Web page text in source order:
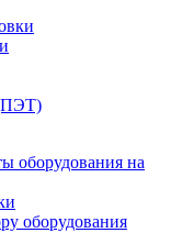
(ПЭТ)
оборудования на
оборудования